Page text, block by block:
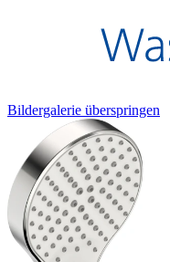
Bildergalerie überspringen